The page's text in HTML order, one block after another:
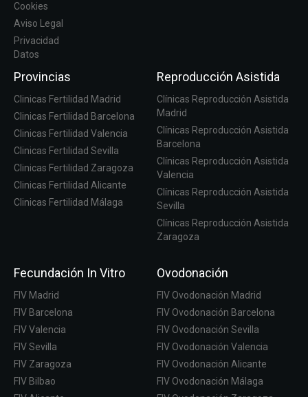
Cookies
Aviso Legal
Privacidad
Datos
Provincias
Clinicas Fertilidad Madrid
Clinicas Fertilidad Barcelona
Clinicas Fertilidad Valencia
Clinicas Fertilidad Sevilla
Clinicas Fertilidad Zaragoza
Clinicas Fertilidad Alicante
Clinicas Fertilidad Málaga
Reproducción Asistida
Clínicas Reproducción Asistida
Madrid
Clínicas Reproducción Asistida
Barcelona
Clínicas Reproducción Asistida
Valencia
Clínicas Reproducción Asistida
Sevilla
Clínicas Reproducción Asistida
Zaragoza
Fecundación In Vitro
FIV Madrid
FIV Barcelona
FIV Valencia
FIV Sevilla
FIV Zaragoza
FIV Bilbao
Ovodonación
FIV Ovodonación Madrid
FIV Ovodonación Barcelona
FIV Ovodonación Sevilla
FIV Ovodonación Valencia
FIV Ovodonación Alicante
FIV Ovodonación Málaga